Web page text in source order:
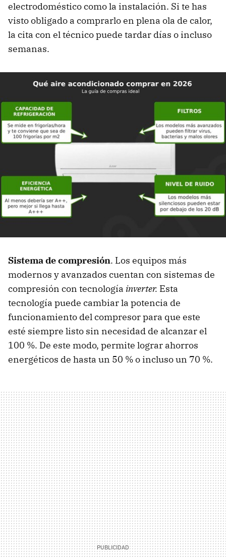
electrodoméstico como la instalación. Si te has
visto obligado a comprarlo en plena ola de calor,
la cita con el técnico puede tardar días o incluso
semanas.
Sistema de compresión. Los equipos más
modernos y avanzados cuentan con sistemas de
compresión con tecnología inverter. Esta
tecnología puede cambiar la potencia de
funcionamiento del compresor para que este
esté siempre listo sin necesidad de alcanzar el
100 %. De este modo, permite lograr ahorros
energéticos de hasta un 50 % o incluso un 70 %.